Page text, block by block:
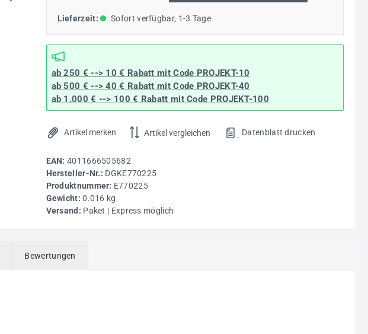
Lieferzeit: Sofort verfügbar, 1-3 Tage
ab 250 € --> 10 € Rabatt mit Code PROJEKT-10
ab 500 € --> 40 € Rabattmit Code PROJEKT-40
ab 1.000 € --> 100 € Rabatt mit Code PROJEKT-100
Artikel merken Artikel vergleichen . Datenblatt drucken
EAN: 4011666505682
Hersteller-Nr.: DGKE770225
Produktnummer: E770225
Gewicht:0.016 kg
Versand: Paket | Express möglich
Bewertungen